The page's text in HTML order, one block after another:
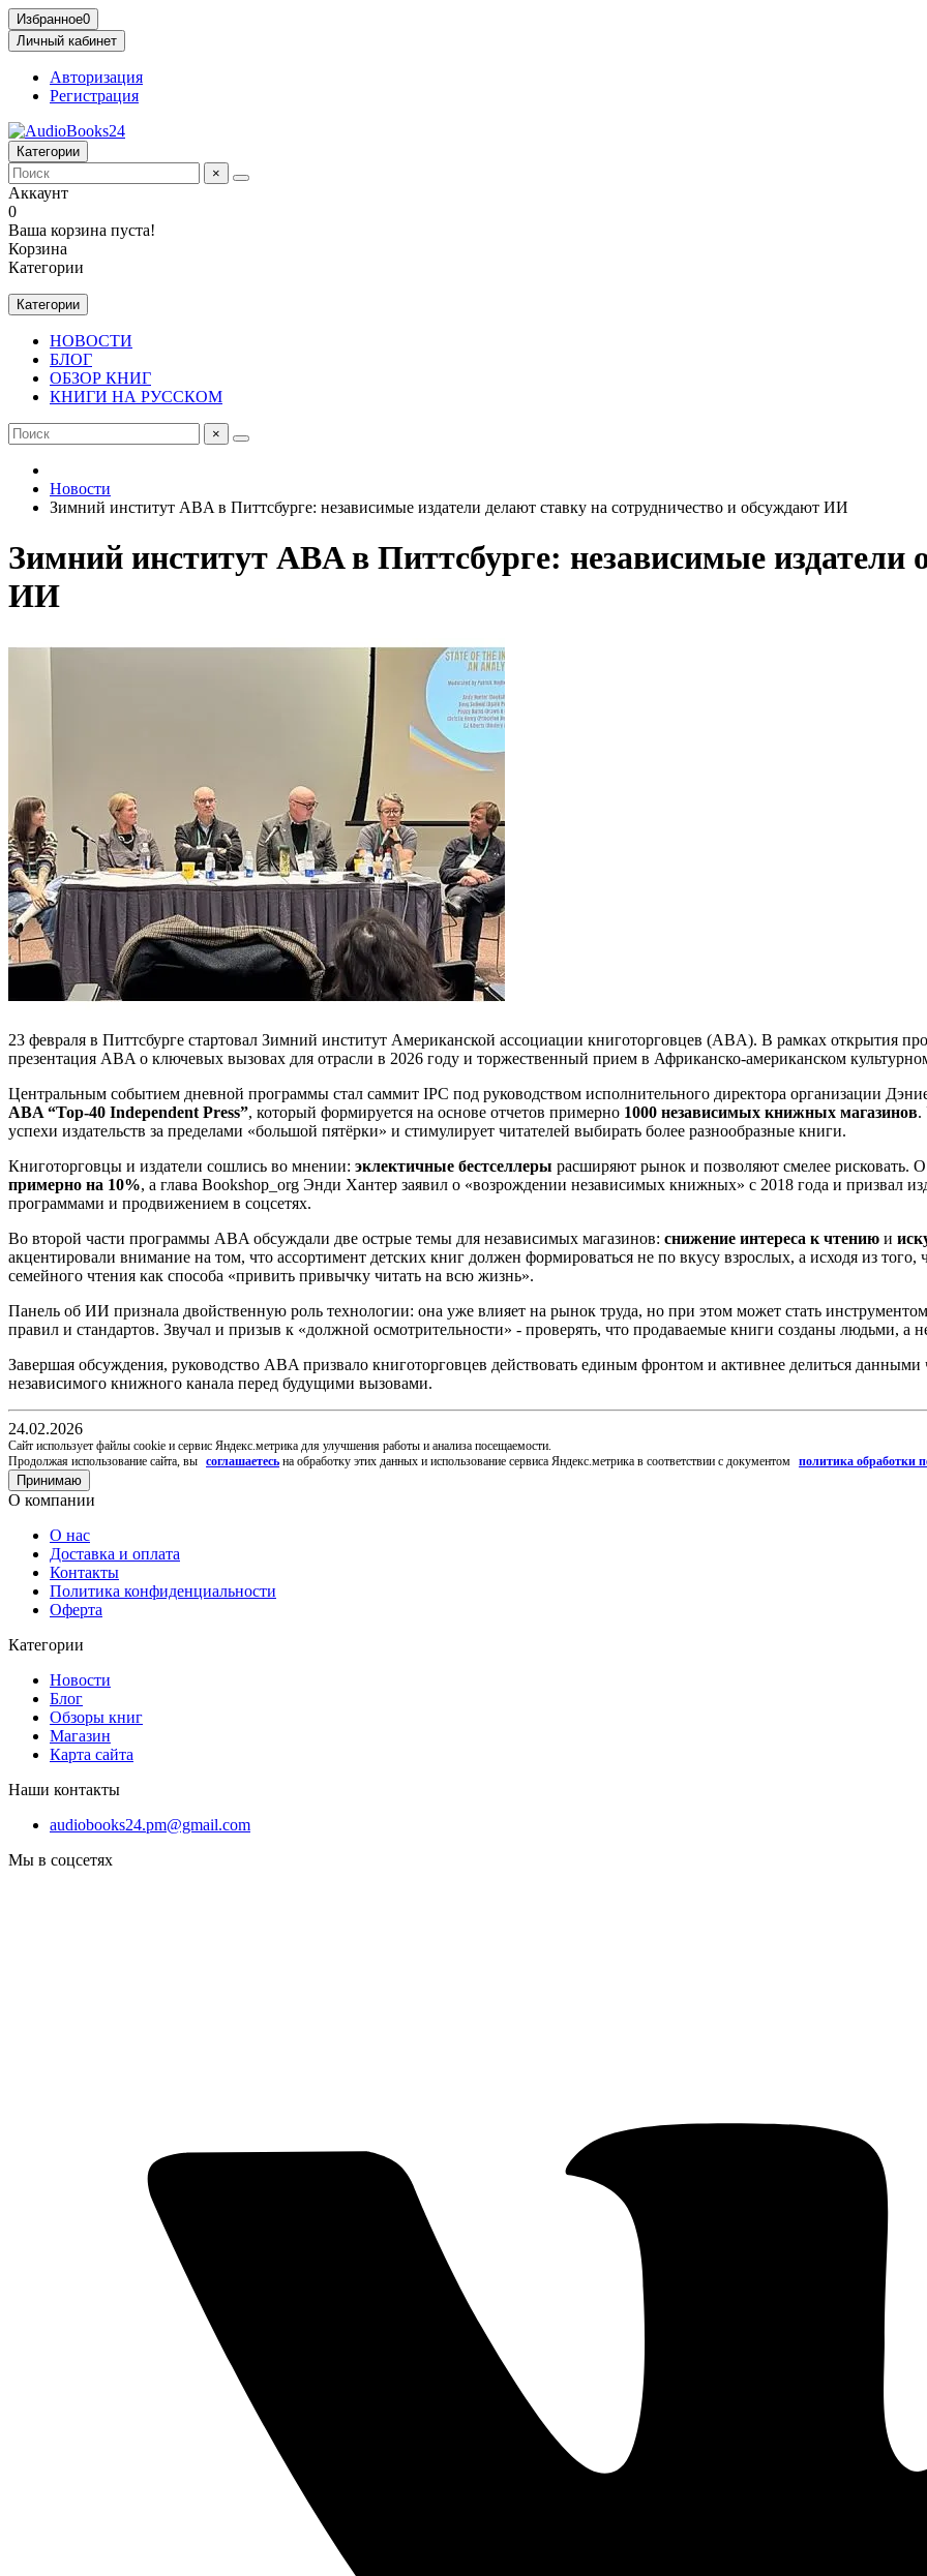
Избранное0
Личный кабинет
Авторизация
Регистрация
Категории
×
Аккаунт
0
Ваша корзина пуста!
Корзина
Категории
Категории
НОВОСТИ
БЛОГ
ОБЗОР КНИГ
КНИГИ НА РУССКОМ
×
Новости
Зимний институт ABA в Питтсбурге: независимые издатели делают ставку на сотрудничество и обсуждают ИИ
Зимний институт ABA в Питтсбурге: независимые издатели
ИИ
23 февраля в Питтсбурге стартовал Зимний институт Американской ассоциации книготорговцев (ABA). В рамках открытия
презентация ABA о ключевых вызовах для отрасли в 2026 году и торжественный прием в Африканско-американском
Центральным событием дневной программы стал саммит IPC под руководством исполнительного директора организации
ABA “Top-40 Independent Press”, который формируется на основе отчетов примерно 1000 независимых книжных магазинов.
успехи издательств за пределами «большой пятёрки» и стимулирует читателей выбирать более разнообразные книги.
Книготорговцы и издатели сошлись во мнении: эклектичные бестселлеры расширяют рынок и позволяют смелее рисковать.
примерно на 10%, а глава Bookshop_org Энди Хантер заявил о «возрождении независимых книжных» с 2018 года и призвал
программами и продвижением в соцсетях.
Во второй части программы ABA обсуждали две острые темы для независимых магазинов: снижение интереса к чтению и
акцентировали внимание на том, что ассортимент детских книг должен формироваться не по вкусу взрослых, а исходя из того,
семейного чтения как способа «привить привычку читать на всю жизнь».
Панель об ИИ признала двойственную роль технологии: она уже влияет на рынок труда, но при этом может стать
правил и стандартов. Звучал и призыв к «должной осмотрительности» - проверять, что продаваемые книги созданы людьми, а
Завершая обсуждения, руководство ABA призвало книготорговцев действовать единым фронтом и активнее делиться
независимого книжного канала перед будущими вызовами.
24.02.2026
Cайт использует файлы cookie и сервис Яндекс.метрика для улучшения работы и анализа посещаемости.
Продолжая использование сайта, вы соглашаетесь на обработку этих данных и использование сервиса Яндекс.метрика в соответствии с документом политика обработки
Принимаю
О компании
О нас
Доставка и оплата
Контакты
Политика конфиденциальности
Оферта
Категории
Новости
Блог
Обзоры книг
Магазин
Карта сайта
Наши контакты
audiobooks24.pm@gmail.com
Мы в соцсетях